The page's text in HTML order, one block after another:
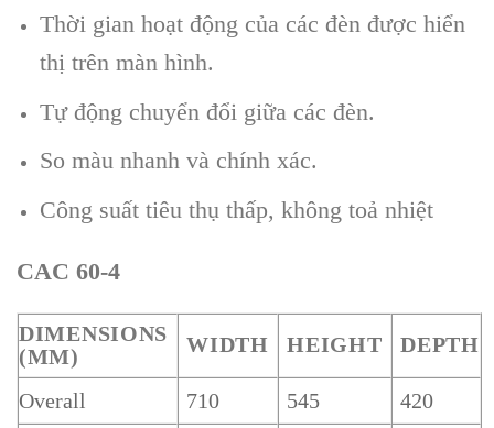
Thời gian hoạt động của các đèn được hiển
thị trên màn hình.
Tự động chuyển đổi giữa các đèn.
So màu nhanh và chính xác.
Công suất tiêu thụ thấp, không toả nhiệt
CAC 60-4
DIMENSIONS
(MM)
WIDTH HEIGHT DEPTH
Overall 710 545
420